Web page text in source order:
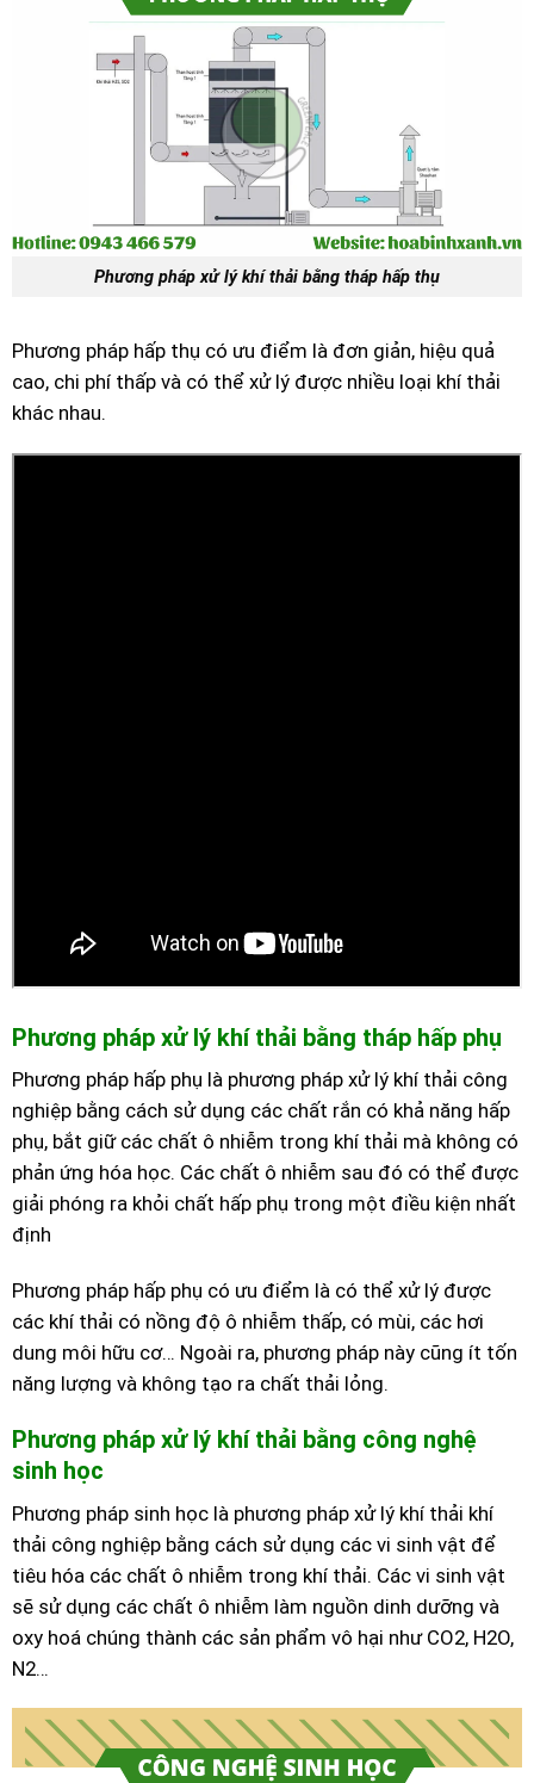
Phương pháp xử lý khí thải bằng tháp hấp thụ
Phương pháp hấp thụ có ưu điểm là đơn giản, hiệu quả
cao, chi phí thấp và có thể xử lý được nhiều loại khí thải
khác nhau.
Phương pháp xử lý khí thải bằng tháp hấp phụ
Phương pháp hấp phụ là phương pháp xử lý khí thải công
nghiệp bằng cách sử dụng các chất rắn có khả năng hấp
phụ, bắt giữ các chất ô nhiễm trong khí thải mà không có
phản ứng hóa học. Các chất ô nhiễm sau đó có thể được
giải phóng ra khỏi chất hấp phụ trong một điều kiện nhất
định
Phương pháp hấp phụ có ưu điểm là có thể xử lý được
các khí thải có nồng độ ô nhiễm thấp, có mùi, các hơi
dung môi hữu cơ… Ngoài ra, phương pháp này cũng ít tốn
năng lượng và không tạo ra chất thải lỏng.
Phương pháp xử lý khí thải bằng công nghệ
sinh học
Phương pháp sinh học là phương pháp xử lý khí thải khí
thải công nghiệp bằng cách sử dụng các vi sinh vật để
tiêu hóa các chất ô nhiễm trong khí thải. Các vi sinh vật
sẽ sử dụng các chất ô nhiễm làm nguồn dinh dưỡng và
oxy hoá chúng thành các sản phẩm vô hại như CO2, H2O,
N2…